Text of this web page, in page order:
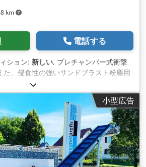
km
電話する
ション: 新しい, プレチャンバー式衝撃
た、侵食性の強いサンドブラスト粉塵用
ンテナンス不要の除塵システム。
基本的に以下から構成されます： a) 1
ライフィルター、タイプPF 1.4.B62.00
もあり） それぞれ、安定した真空気密
で構成され、フィルターカートリッジ付
ルター前室衝撃セパレータ ー、圧縮空気
が可能なクリーンガス室に分割され、そ
プンのメンテナンスドアが付いていま
小型広告